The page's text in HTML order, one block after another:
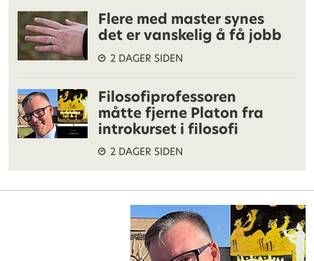
Flere med master synes
det er vanskelig å få jobb
2 DAGER SIDEN
Filosofiprofessoren
måtte fjerne Platon fra
introkurset i filosofi
2 DAGER SIDEN